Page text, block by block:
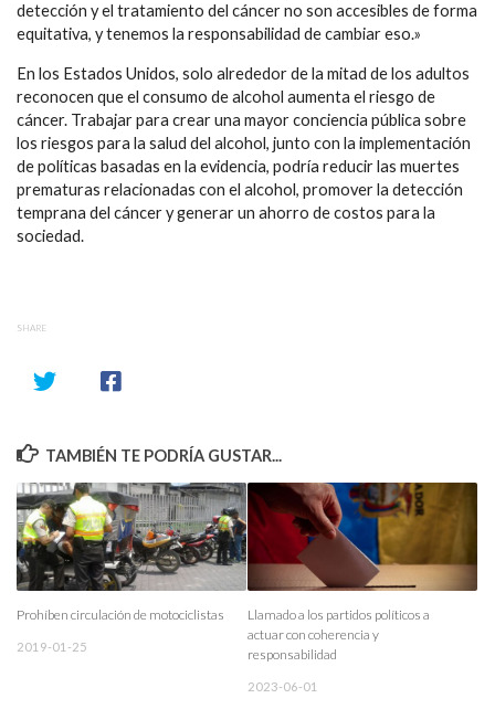
detección y el tratamiento del cáncer no son accesibles de forma
equitativa, y tenemos la responsabilidad de cambiar eso.»
En los Estados Unidos, solo alrededor de la mitad de los adultos
reconocen que el consumo de alcohol aumenta el riesgo de
cáncer. Trabajar para crear una mayor conciencia pública sobre
los riesgos para la salud del alcohol, junto con la implementación
de políticas basadas en la evidencia, podría reducir las muertes
prematuras relacionadas con el alcohol, promover la detección
temprana del cáncer y generar un ahorro de costos para la
sociedad.
SHARE
TAMBIÉN TE PODRÍA GUSTAR...
Prohíben circulación de motociclistas
2019-01-25
Llamado a los partidos políticos a
actuar con coherencia y
responsabilidad
2023-06-01